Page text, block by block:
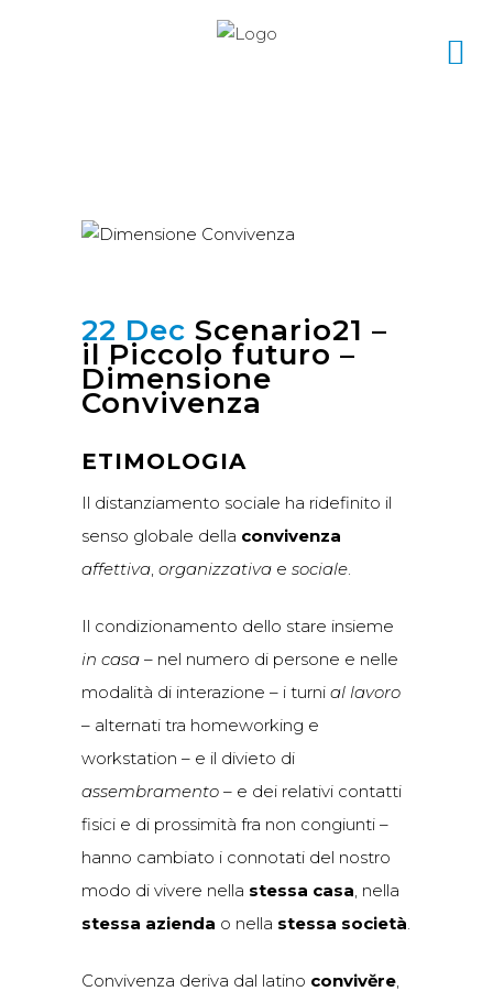
22 Dec Scenario21 –
il Piccolo futuro –
Dimensione
Convivenza
ETIMOLOGIA
Il distanziamento sociale ha ridefinito il
senso globale della convivenza
affettiva, organizzativa e sociale.
Il condizionamento dello stare insieme
in casa – nel numero di persone e nelle
modalità di interazione – i turni al lavoro
– alternati tra homeworking e
workstation – e il divieto di
assembramento – e dei relativi contatti
fisici e di prossimità fra non congiunti –
hanno cambiato i connotati del nostro
modo di vivere nella stessa casa, nella
stessa azienda o nella stessa società.
Convivenza deriva dal latino convivĕre,